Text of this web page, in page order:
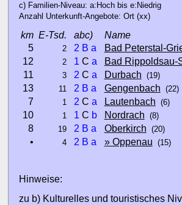
c) Familien-Niveau: a:Hoch bis e:Niedrig
Anzahl Unterkunft-Angebote: Ort (xx)
km E-Tsd. abc)
Name
5
2 2 B a Bad Peterstal-
12 2 1 C a Bad Rippoldsau-
11 3 2 C a Durbach (19)
13 11 2 B a Gengenbach (22)
7 1 2 C a Lautenbach (6)
10 1 1 C b Nordrach (8)
8 19 2 B a Oberkirch (20)
• 4 2 B a » Oppenau (15)
Hinweise:
zu b) Kulturelles und touristisches